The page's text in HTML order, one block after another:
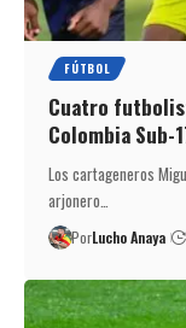
FÚTBOL
Cuatro
Colombia Sub-
Los cartageneros
arjonero…
PorLucho Anaya